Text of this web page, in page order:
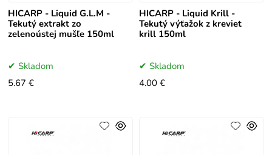
HICARP - Liquid G.L.M -
Tekutý extrakt zo
zelenoústej mušľe 150ml
Skladom
5.67 €
HICARP - Liquid Krill -
Tekutý výťažok z kreviet
krill 150ml
Skladom
4.00 €